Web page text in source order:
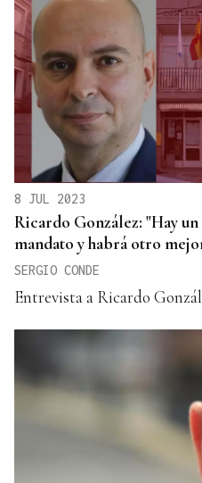
8 JUL 2023
Ricardo González: "Hay
mandato y habrá otro
SERGIO CONDE
Entrevista a Ricardo